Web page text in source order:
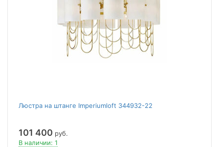
Люстра на штанге Imperiumloft 344932-22
101 400 руб.
В наличии: 1